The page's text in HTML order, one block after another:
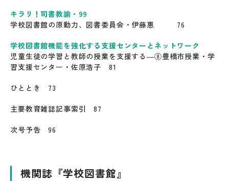
キラリ！司書教諭・99
学校図書館の原動力、図書委員会・伊藤惠 76
学校図書館機能を強化する支援センターとネットワーク
児童生徒の学習と教師の授業を支援する―⑧豊橋市授業・学
習支援センター・佐原浩子 81
ひととき 73
主要教育雑誌記事索引 87
次号予告 96
機関誌『学校図書館』